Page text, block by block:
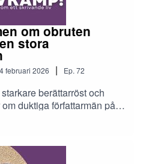
om obruten
stora
februari 2026 | Ep. 72
berättarröst och
duktiga författarmän på
sönder Bonniers
lätt i sinnet efter deadline.
i digitala serier, och